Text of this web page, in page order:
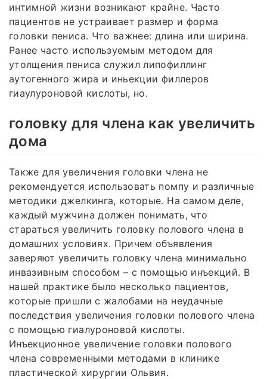
интимной жизни возникают крайне. Часто
пациентов не устраивает размер и форма
головки пениса. Что важнее: длина или ширина.
Ранее часто используемым методом для
утолщения пениса служил липофиллинг
аутогенного жира и иньекции филлеров
гиаулуроновой кислоты, но.
головку для члена как увеличить
дома
Также для увеличения головки члена не
рекомендуется использовать помпу и различные
методики джелкинга, которые. На самом деле,
каждый мужчина должен понимать, что
стараться увеличить головку полового члена в
домашних условиях. Причем объявления
заверяют увеличить головку члена минимально
инвазивным способом – с помощью инъекций. В
нашей практике было несколько пациентов,
которые пришли с жалобами на неудачные
последствия увеличения головки полового члена
с помощью гиалуроновой кислоты.
Инъекционное увеличение головки полового
члена современными методами в клинике
пластической хирургии Ольвия.